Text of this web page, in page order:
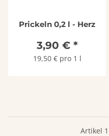
Prickeln 0,2 l - Herz
3,90 € *
19,50 € pro 1 l
Artikel